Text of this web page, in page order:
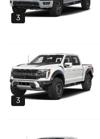
3
3